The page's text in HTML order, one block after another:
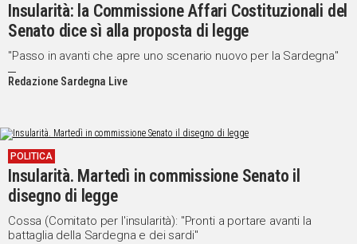
Insularità: la Commissione Affari Costituzionali del
Senato dice sì alla proposta di legge
"Passo in avanti che apre uno scenario nuovo per la Sardegna"
Redazione Sardegna Live
POLITICA
Insularità. Martedì in commissione Senato il
disegno di legge
Cossa (Comitato per l'insularità): "Pronti a portare avanti la
battaglia della Sardegna e dei sardi"